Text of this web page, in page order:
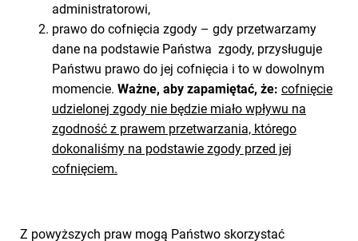
administratorowi,
prawo do cofnięcia zgody – gdy przetwarzamy
dane na podstawie Państwa zgody, przysługuje
Państwu prawo do jej cofnięcia i to w dowolnym
momencie. Ważne, aby zapamiętać, że: cofnięcie
udzielonej zgody nie będzie miało wpływu na
zgodność z prawem przetwarzania, którego
dokonaliśmy na podstawie zgody przed jej
cofnięciem.
Z powyższych praw mogą Państwo skorzystać